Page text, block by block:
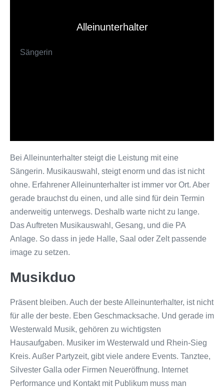
Alleinunterhalter
Sängerin
Bei Alleinunterhalter steigt die Leistung mit eine
Sängerin. Musikauswahl, steigt enorm und das ist nicht
ohne. Erfahrener Alleinunterhalter ist immer vor Ort. Aber
gerade brauchst du einen, und alle sind für dein Termin
anderweitig unterwegs. Deshalb warte nicht zu lange.
Das Auftreten Musikauswahl, Gesang, und die PA
Anlage. So dass in jede Halle, Saal oder Zelt passende
image zu setzen.
Musikduo
Präsent bleiben. Auch der beste Alleinunterhalter, ist nicht
für alle der beste. Eben Geschmacksache. Und gerade im
Westerwald Musik, gehören zu wichtigsten
Hausaufgaben. Musiker im Westerwald und Rhein-Sieg
Kreis. Außer Partyzeit, gibt viele andere Events. Tanztee,
Silvester Galla oder Firmen Neueröffnung. Internet
Performance und Kontakt mit Publikum muss man